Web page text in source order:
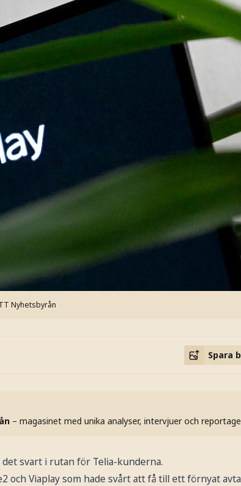
Nyhetsbyrån
Spara
– magasinet med unika analyser, intervjuer och
svart i rutan för Telia-kunderna.
och Viaplay som hade svårt att få till ett förnyat